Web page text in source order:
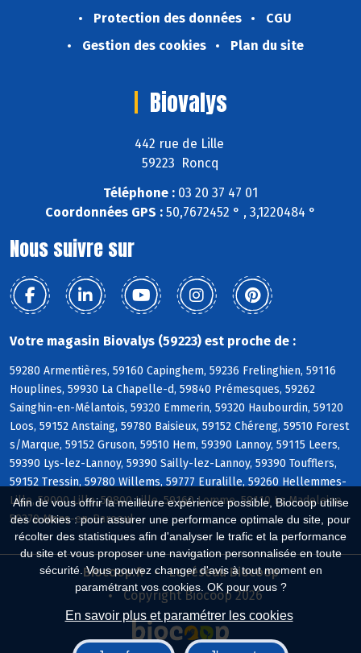
Afin de vous offrir la meilleure expérience possible, Biocoop utilise
des cookies : pour assurer une performance optimale du site, pour
récolter des statistiques afin d'analyser le trafic et la performance
du site et vous proposer une navigation personnalisée en toute
sécurité. Vous pouvez changer d'avis à tout moment en
paramétrant vos cookies. OK pour vous ?
En savoir plus et paramétrer les cookies
Protection des données
CGU
Gestion des cookies
Plan du site
Biovalys
442 rue de Lille
59223 Roncq
Téléphone : 03 20 37 47 01
Coordonnées GPS : 50,7672452 ° , 3,1220484 °
Nous suivre sur
Votre magasin Biovalys (59223) est proche de :
59280 Armentières, 59160 Capinghem, 59236 Frelinghien, 59116
Houplines, 59930 La Chapelle-d, 59840 Prémesques, 59262
Sainghin-en-Mélantois, 59320 Emmerin, 59320 Haubourdin, 59120
Loos, 59152 Anstaing, 59780 Baisieux, 59152 Chéreng, 59510 Forest
s/Marque, 59152 Gruson, 59510 Hem, 59390 Lannoy, 59115 Leers,
59390 Lys-lez-Lannoy, 59390 Sailly-lez-Lannoy, 59390 Toufflers,
59152 Tressin, 59780 Willems, 59777 Euralille, 59260 Hellemmes-
Lille, 59000 Lille, 59800 Lille, 59160 Lomme, 59110 La Madeleine,
59370 Mons-en-Baroeul
Biocoop.fr
Le réseau Biocoop
Copyright Biocoop 2026